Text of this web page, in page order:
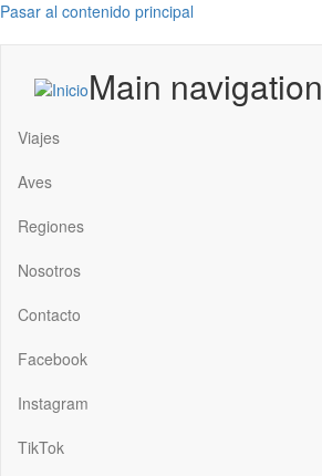
Pasar al contenido principal
Main navigation
Viajes
Aves
Regiones
Nosotros
Contacto
Facebook
Instagram
TikTok